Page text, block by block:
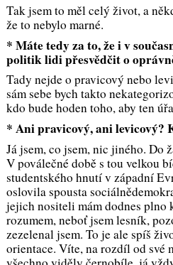
Tak jsem to měl celý život, a
že to nebylo marné.
* Máte tedy za to, že i v
politik lidi přesvědčit o
Tady nejde o pravicový nebo
sám sebe bych takto
kdo bude hoden toho, aby ten
* Ani pravicový, ani levicový?
Já jsem, co jsem, nic jiného. Do
V poválečné době s tou velkou
studentského hnutí v západní
oslovila spousta
jejich nositeli mám dodnes plno
rozumem, neboť jsem lesník,
zezelenal jsem. To je ale spíš
orientace. Víte, na rozdíl od své